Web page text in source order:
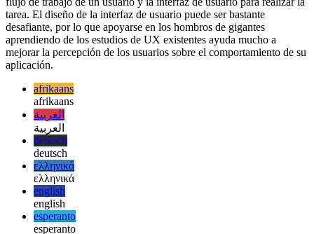
Este fue un vistazo rápido a algunos patrones de IU que elegí de
Carbon Design de IBM, así como de la página de patrones de
Material UI. La aplicación de patrones de IU a su aplicación
también puede ayudar en gran medida a reducir la fricción entre el
flujo de trabajo de un usuario y la interfaz de usuario para realizar la
tarea. El diseño de la interfaz de usuario puede ser bastante
desafiante, por lo que apoyarse en los hombros de gigantes
aprendiendo de los estudios de UX existentes ayuda mucho a
mejorar la percepción de los usuarios sobre el comportamiento de su
aplicación.
afrikaans
afrikaans
العربية
العربية
deutsch
deutsch
ελληνικά